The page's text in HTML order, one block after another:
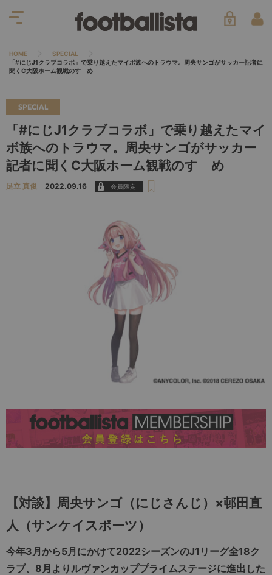
HOME
SPECIAL
「#にじJ1クラブコラボ」で乗り越えたマイボ族へのトラウマ。周央サンゴがサッカー記者に
聞くC大阪ホーム観戦のすゝめ
SPECIAL
「#にじJ1クラブコラボ」で乗り越えたマイ
ボ族へのトラウマ。周央サンゴがサッカー
記者に聞くC大阪ホーム観戦のすゝめ
足立 真俊 2022.09.16
【対談】周央サンゴ（にじさんじ）×邨田直
人（サンケイスポーツ）
今年3月から5月にかけて2022シーズンのJ1リーグ全18ク
ラブ、8月よりルヴァンカッププライムステージに進出した